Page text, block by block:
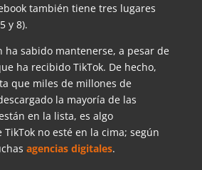
también tiene tres lugares
y 8).
ha sabido mantenerse, a pesar de
ha recibido TikTok. De hecho,
que miles de millones de
la mayoría de las
en la lista, es algo
no esté en la cima; según
agencias digitales.